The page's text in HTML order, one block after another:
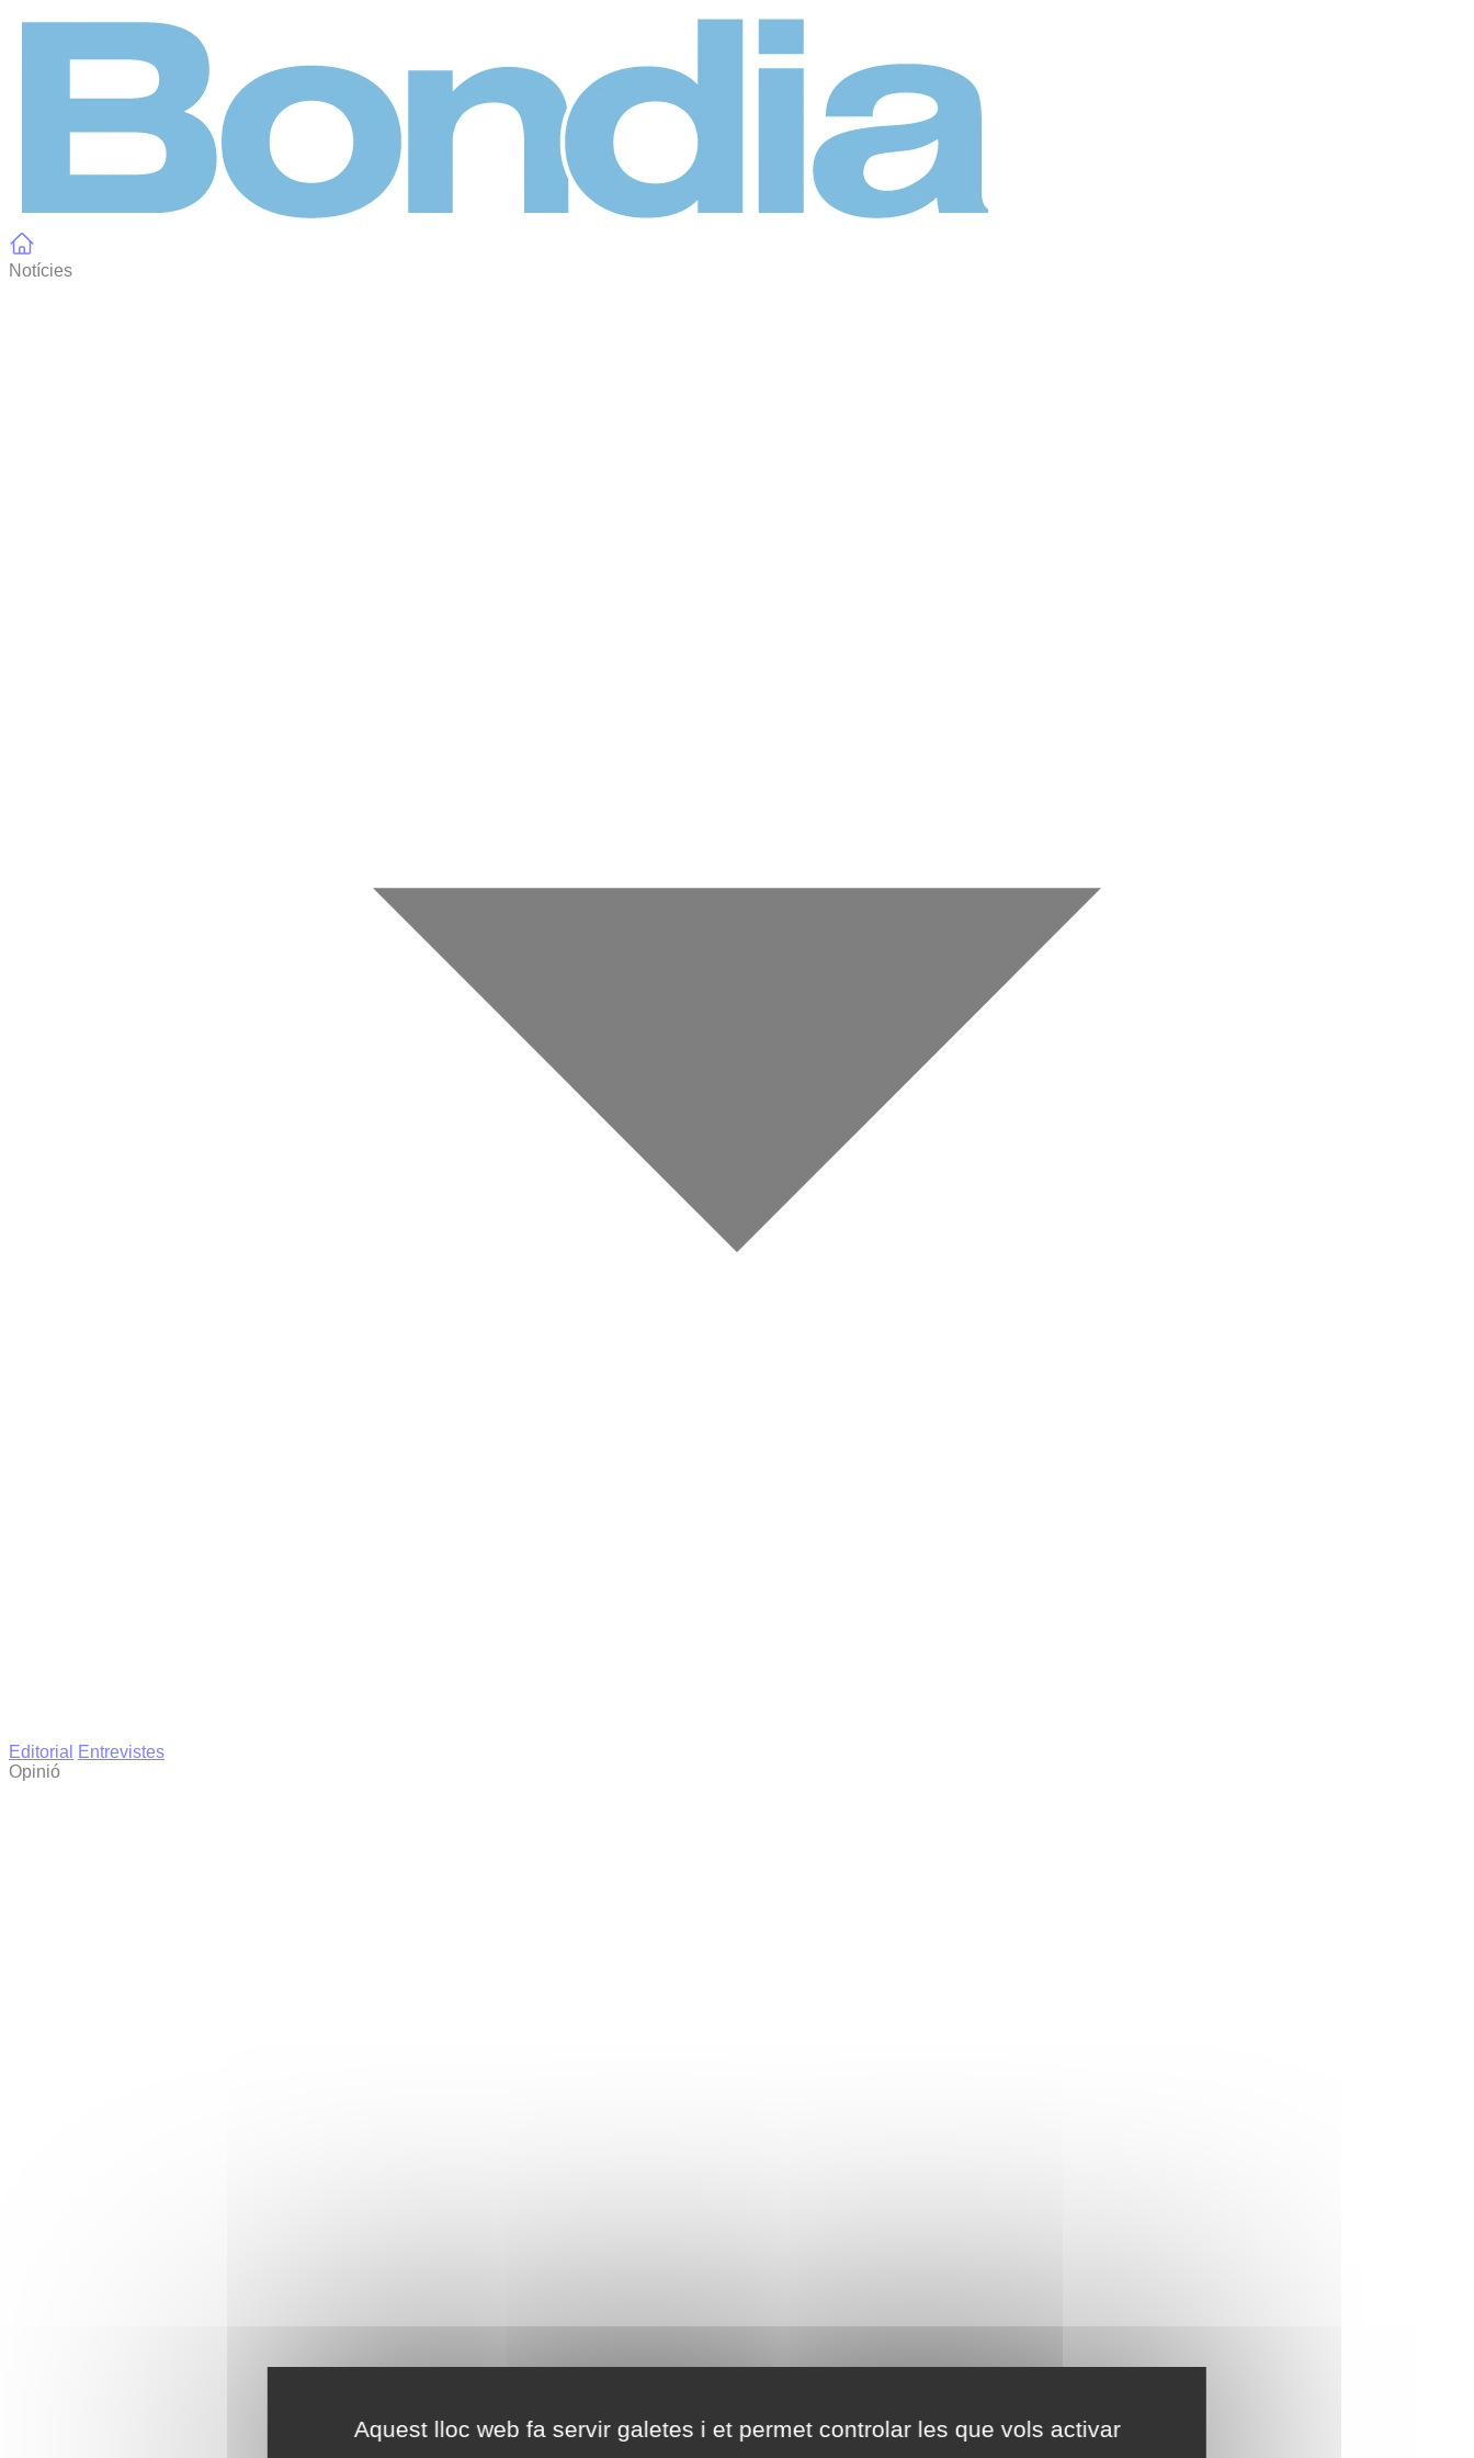
Aquest lloc web fa servir galetes i et permet controlar les que vols activar
Notícies
Editorial
Entrevistes
Opinió